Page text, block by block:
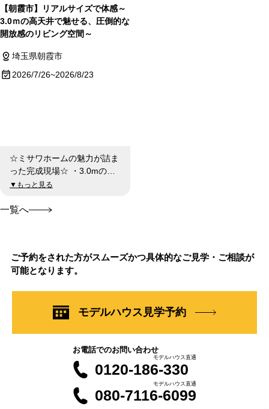
【朝霞市】リアルサイズで体感～
3.0ｍの高天井で魅せる、圧倒的な
開放感のリビング空間～
埼玉県朝霞市
2026/7/26~2026/8/23
☆ミサワホームの魅力が詰ま
った完成現場☆ ・3.0mの高
天井が生み出す、圧倒的な開
の動きがスムーズになる、使
久外壁で、長く安心して住み
続けられる住まい ・ゆとり
▼もっと見る
一覧へ
ご予約をされた方がスムーズかつ具体的なご見学・ご相談が
可能となります。
モデルハウス見学予約
お電話でのお問い合わせ
0120-186-330
モデルハウス直通
080-7116-6099
モデルハウス直通